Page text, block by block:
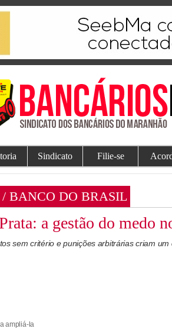
Sindicato Filie-se
/ BANCO DO BRASIL
a gestão do medo
sem critério e punições arbitrárias criam
ampliá-la